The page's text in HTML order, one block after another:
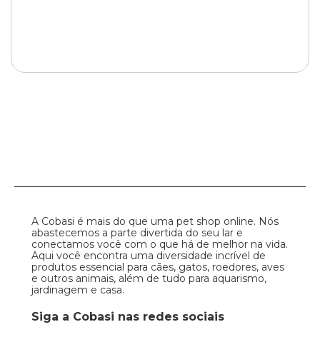
A Cobasi é mais do que uma pet shop online. Nós
abastecemos a parte divertida do seu lar e
conectamos você com o que há de melhor na vida.
Aqui você encontra uma diversidade incrível de
produtos essencial para cães, gatos, roedores, aves
e outros animais, além de tudo para aquarismo,
jardinagem e casa.
Siga a Cobasi nas redes sociais